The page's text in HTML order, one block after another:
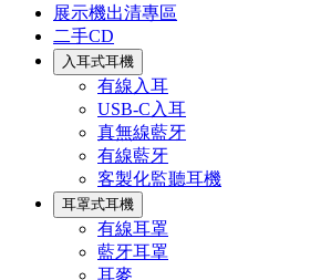
展示機出清專區
二手CD
入耳式耳機
有線入耳
USB-C入耳
真無線藍牙
有線藍牙
客製化監聽耳機
耳罩式耳機
有線耳罩
藍牙耳罩
耳麥